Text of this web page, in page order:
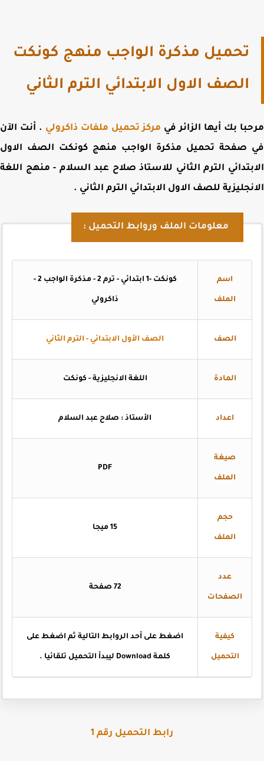
تحميل مذكرة الواجب منهج كونكت
الصف الاول الابتدائي الترم الثاني
بك أيها الزائر فيمركز تحميل ملفات ذاكرولي. أنت الآن
صفحةتحميل مذكرة الواجب منهج كونكت الصف الاول
الترم الثاني للاستاذ صلاح عبد السلام - منهج اللغة
للصف الاول الابتدائي الترم الثاني.
معلومات الملف وروابط التحميل :
اسم
الملف
كونكت -1 ابتدائي - ترم 2 - مذكرة الواجب 2 -
ذاكرولي
الصف الصف الأول الابتدائي - الترم الثاني
المادة اللغة الانجليزية - كونكت
اعداد الأستاذ : صلاح عبد السلام
صيغة
الملف
PDF
حجم
الملف
عدد
الصفحات
كيفية
التحميل
اضغط على أحد الروابط التالية ثم اضغط على
كلمة Download ليبدأ التحميل تلقائيا .
رابط التحميل رقم 1